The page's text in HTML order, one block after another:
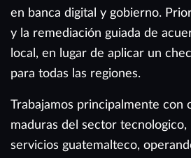
en banca digital y gobierno.
y la remediación guiada de
local, en lugar de aplicar un
para todas las regiones.
Trabajamos principalmente con
maduras del sector tecnologico,
servicios guatemalteco,